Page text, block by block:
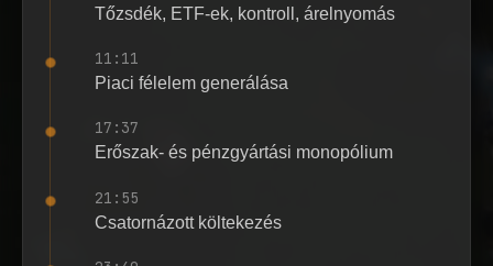
Tőzsdék, ETF-ek, kontroll, árelnyomás
11:11
Piaci félelem generálása
17:37
Erőszak- és pénzgyártási monopólium
21:55
Csatornázott költekezés